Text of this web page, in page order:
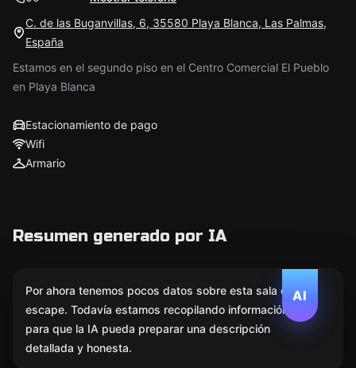
C. de las Buganvillas, 6, 35580 Playa Blanca, Las Palmas,
España
Estamos en el segundo piso en el Centro Comercial El Pueblo
en Playa Blanca
Estacionamiento de pago
Wifi
Armario
Resumen generado por IA
AI
Por ahora tenemos pocos datos sobre esta sala de
escape. Todavía estamos recopilando información
para que la IA pueda preparar una descripción
detallada y honesta.